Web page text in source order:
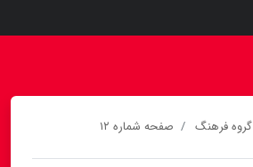
گروه فرهنگ صفحه شماره ۱۲